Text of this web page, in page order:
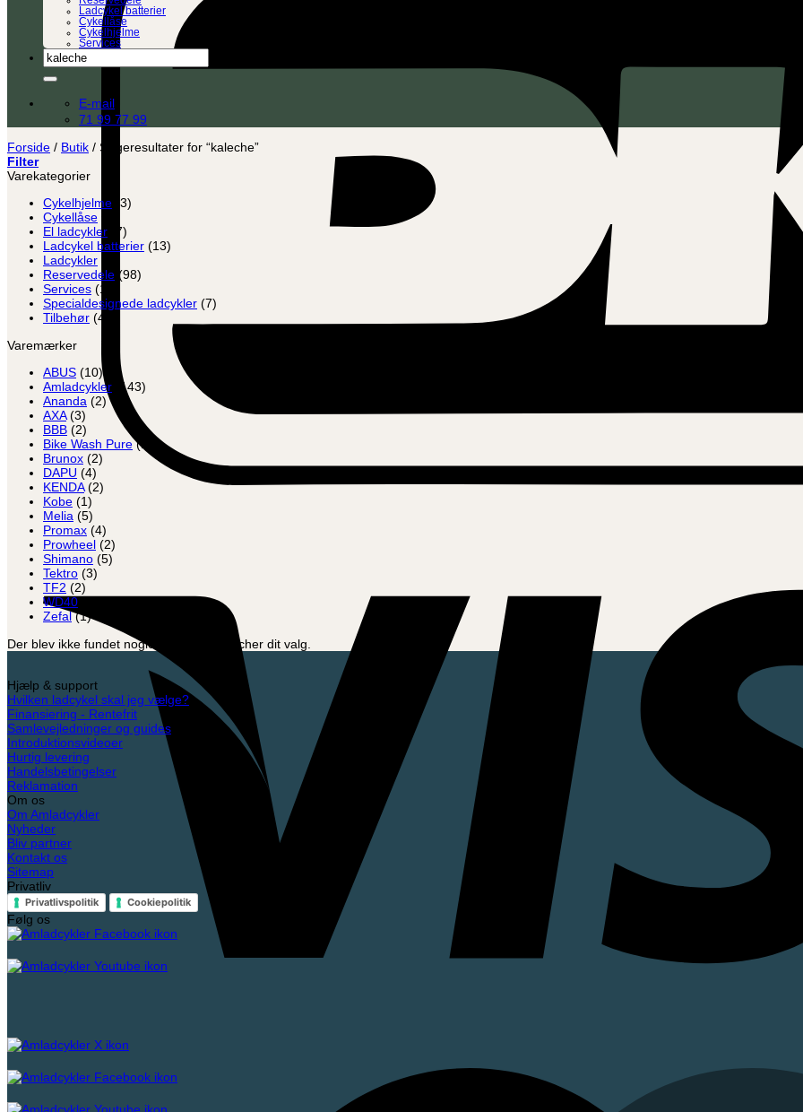
Ladcykel batterier
Cykellåse
Cykelhjelme
Services
Søg
efter:
E-mail
71 99 77 99
Forside / Butik / Søgeresultater for “kaleche”
Filter
Varekategorier
Cykelhjelme (3)
Cykellåse
El ladcykler
(7)
Ladcykel batterier (13)
Ladcykler
Reservedele (98)
Services (12)
Specialdesignede ladcykler (7)
Tilbehør (45)
Varemærker
ABUS (10)
Amladcykler
(143)
Ananda (2)
AXA (3)
BBB (2)
Bike Wash Pure (1)
Brunox (2)
DAPU (4)
KENDA (2)
Kobe (1)
Melia (5)
Promax (4)
Prowheel (2)
Shimano (5)
Tektro (3)
TF2 (2)
WD40
Zefal (1)
Der blev ikke fundet nogle varer, der matcher dit valg.
Hjælp & support
Hvilken ladcykel skal jeg vælge?
Finansiering - Rentefrit
Samlevejledninger og guides
Introduktionsvideoer
Hurtig levering
Handelsbetingelser
Reklamation
Om os
Om Amladcykler
Nyheder
Bliv partner
Kontakt os
Sitemap
Privatliv
Privatlivspolitik Cookiepolitik
Følg os